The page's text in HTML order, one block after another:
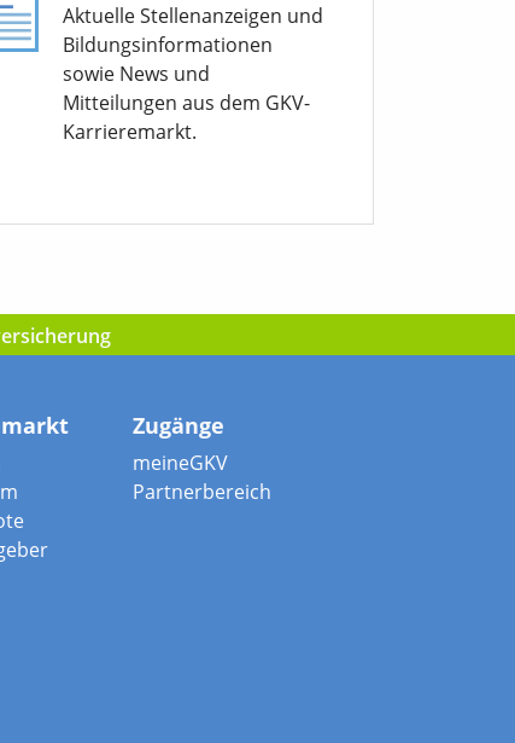
Aktuelle Stellenanzeigen und
Bildungsinformationen
sowie News und
Mitteilungen aus dem GKV-
Karrieremarkt.
Zugänge
meineGKV
Partnerbereich